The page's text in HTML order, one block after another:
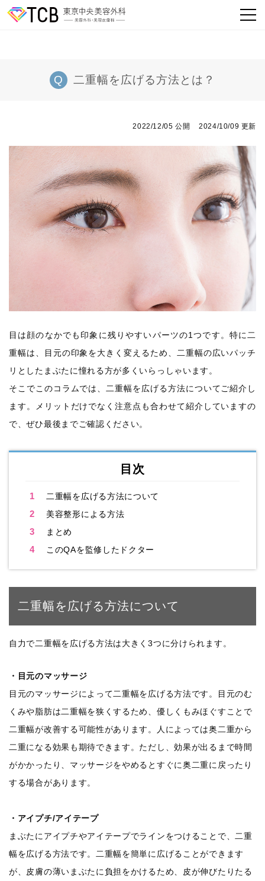
二重幅を広げる方法とは？
2022/12/05 公開 2024/10/09 更新
目は顔のなかでも印象に残りやすいパーツの1つです。特に二
重幅は、目元の印象を大きく変えるため、二重幅の広いパッチ
リとしたまぶたに憧れる方が多くいらっしゃいます。
そこでこのコラムでは、二重幅を広げる方法についてご紹介し
ます。メリットだけでなく注意点も合わせて紹介していますの
で、ぜひ最後までご確認ください。
目次
1 二重幅を広げる方法について
2 美容整形による方法
3 まとめ
4 このQAを監修したドクター
二重幅を広げる方法について
自力で二重幅を広げる方法は大きく3つに分けられます。
・目元のマッサージ
目元のマッサージによって二重幅を広げる方法です。目元のむ
くみや脂肪は二重幅を狭くするため、優しくもみほぐすことで
二重幅が改善する可能性があります。人によっては奥二重から
二重になる効果も期待できます。ただし、効果が出るまで時間
がかかったり、マッサージをやめるとすぐに奥二重に戻ったり
する場合があります。
・アイプチ/アイテープ
まぶたにアイプチやアイテープでラインをつけることで、二重
幅を広げる方法です。二重幅を簡単に広げることができます
が、皮膚の薄いまぶたに負担をかけるため、皮が伸びたりたる